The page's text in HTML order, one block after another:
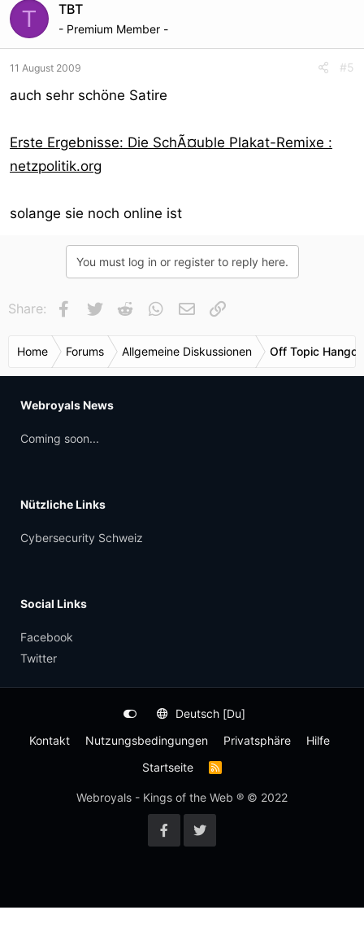
T TBT
- Premium Member -
11 August 2009 #5
auch sehr schöne Satire
Erste Ergebnisse: Die SchÃ¤uble Plakat-Remixe :
netzpolitik.org
solange sie noch online ist
You must log in or register to reply here.
Share: Facebook
Twitter Reddit WhatsApp
E-Mail
Home Forums Allgemeine Diskussionen Off Topic
Webroyals News
Coming soon...
Nützliche Links
Cybersecurity Schweiz
Social Links
Facebook
Twitter
Deutsch [Du]
Kontakt
Nutzungsbedingungen Privatsphäre
Hilfe
Startseite
R
S
Webroyals - Kings of the Web ® © 2022